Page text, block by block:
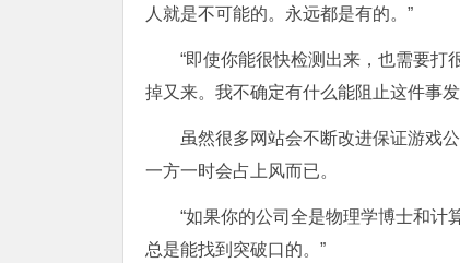
人就是不可能的。永远都是有的。”
“即使你能很快检测出来，也需要
掉又来。我不确定有什么能阻止这件事
虽然很多网站会不断改进保证游戏
一方一时会占上风而已。
“如果你的公司全是物理学博士和计
总是能找到突破口的。”